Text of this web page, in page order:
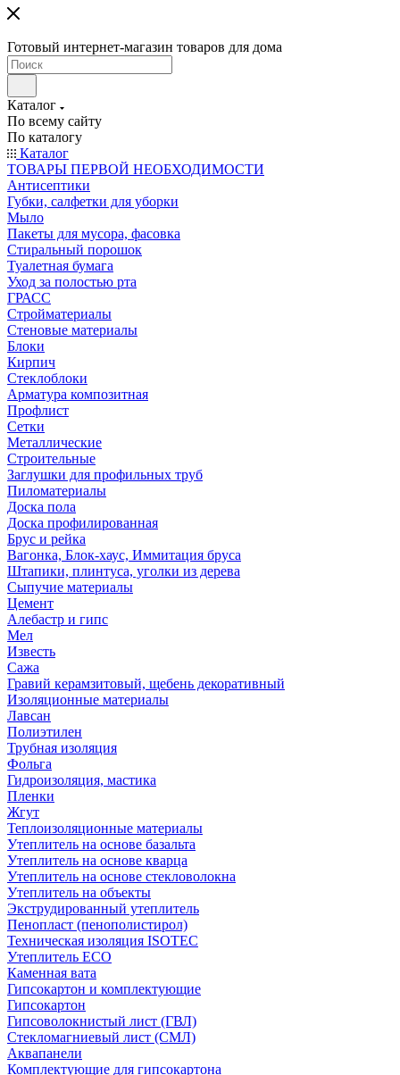
Готовый интернет-магазин товаров для дома
Каталог
По всему сайту
По каталогу
Каталог
ТОВАРЫ ПЕРВОЙ НЕОБХОДИМОСТИ
Антисептики
Губки, салфетки для уборки
Мыло
Пакеты для мусора, фасовка
Стиральный порошок
Туалетная бумага
Уход за полостью рта
ГРАСС
Стройматериалы
Стеновые материалы
Блоки
Кирпич
Стеклоблоки
Арматура композитная
Профлист
Сетки
Металлические
Строительные
Заглушки для профильных труб
Пиломатериалы
Доска пола
Доска профилированная
Брус и рейка
Вагонка, Блок-хаус, Иммитация бруса
Штапики, плинтуса, уголки из дерева
Сыпучие материалы
Цемент
Алебастр и гипс
Мел
Известь
Сажа
Гравий керамзитовый, щебень декоративный
Изоляционные материалы
Лавсан
Полиэтилен
Трубная изоляция
Фольга
Гидроизоляция, мастика
Пленки
Жгут
Теплоизоляционные материалы
Утеплитель на основе базальта
Утеплитель на основе кварца
Утеплитель на основе стекловолокна
Утеплитель на объекты
Экструдированный утеплитель
Пенопласт (пенополистирол)
Техническая изоляция ISOTEC
Утеплитель ECO
Каменная вата
Гипсокартон и комплектующие
Гипсокартон
Гипсоволокнистый лист (ГВЛ)
Стекломагниевый лист (СМЛ)
Аквапанели
Комплектующие для гипсокартона